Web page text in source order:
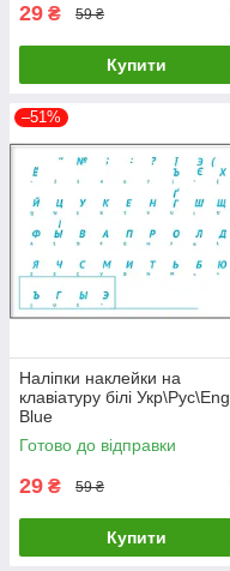
29 ₴ 59 ₴
Купити
–51%
Наліпки наклейки на
клавіатуру білі Укр\Рус\Eng
Blue
Готово до відправки
29 ₴ 59 ₴
Купити